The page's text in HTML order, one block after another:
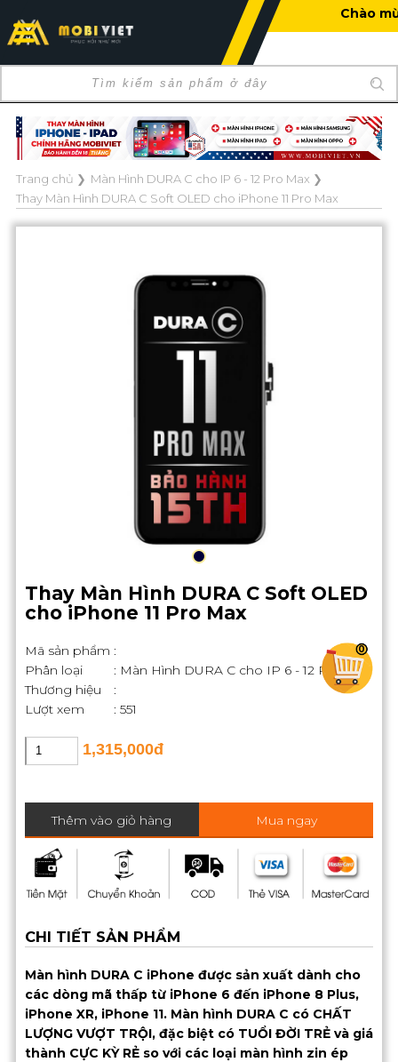
0
Chào mừng bạn đến với
Trang chủ ❯ Màn Hình DURA C cho IP 6 - 12 Pro Max ❯
Thay Màn Hình DURA C Soft OLED cho iPhone 11 Pro Max
Thay Màn Hình DURA C Soft OLED
cho iPhone 11 Pro Max
Mã sản phẩm :
Phân loại
: Màn Hình DURA C cho IP 6 - 12 Pro Max
Thương hiệu
:
Lượt xem
: 551
1,315,000đ
Thêm vào giỏ hàng Mua ngay
CHI TIẾT SẢN PHẨM
Màn hình DURA C iPhone được sản xuất dành cho
các dòng mã thấp từ iPhone 6 đến iPhone 8 Plus,
iPhone XR, iPhone 11. Màn hình DURA C có CHẤT
LƯỢNG VƯỢT TRỘI, đặc biệt có TUỔI ĐỜI TRẺ và giá
thành CỰC KỲ RẺ so với các loại màn hình zin ép